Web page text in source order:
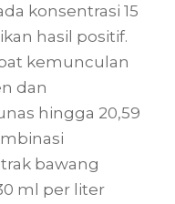
konsentrasi 15
hasil positif.
kemunculan
dan
hingga 20,59
bawang
ml per liter